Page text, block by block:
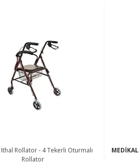
Ithal Rollator - 4 Tekerli Oturmalı
Rollator
MEDİKAL